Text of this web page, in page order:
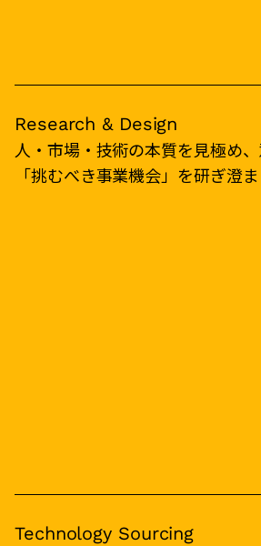
Research & Design
人・市場・技術の本質を見極め
「挑むべき事業機会」を研ぎ澄ま
Technology Sourcing